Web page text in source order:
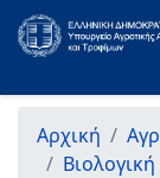
Αρχική